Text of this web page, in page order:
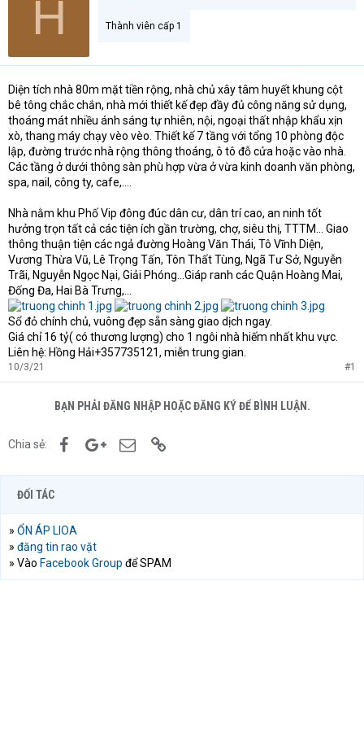
H Thành viên cấp 1
Diện tích nhà 80m mặt tiền rộng, nhà chủ xây tâm huyết khung cột
bê tông chắc chắn, nhà mới thiết kế đẹp đầy đủ công năng sử dụng,
thoáng mát nhiều ánh sáng tự nhiên, nội, ngoại thất nhập khẩu xịn
xò, thang máy chạy vèo vèo. Thiết kế 7 tầng với tổng 10 phòng độc
lập, đường trước nhà rộng thông thoáng, ô tô đỗ cửa hoặc vào nhà.
Các tầng ở dưới thông sàn phù hợp vừa ở vừa kinh doanh văn phòng,
spa, nail, công ty, cafe,….
Nhà nằm khu Phố Vip đông đúc dân cư, dân trí cao, an ninh tốt
hưởng trọn tất cả các tiện ích gần trường, chợ, siêu thị, TTTM... Giao
thông thuận tiện các ngả đường Hoàng Văn Thái, Tô Vĩnh Diện,
Vương Thừa Vũ, Lê Trọng Tấn, Tôn Thất Tùng, Ngã Tư Sở, Nguyễn
Trãi, Nguyễn Ngọc Nại, Giải Phóng...Giáp ranh các Quận Hoàng Mai,
Đống Đa, Hai Bà Trưng,…
Sổ đỏ chính chủ, vuông đẹp sẵn sàng giao dịch ngay.
Giá chỉ 16 tỷ( có thương lượng) cho 1 ngôi nhà hiếm nhất khu vực.
Liên hệ: Hồng Hải+357735121, miễn trung gian.
10/3/21 #1
BẠN PHẢI ĐĂNG NHẬP HOẶC ĐĂNG KÝ ĐỂ BÌNH LUẬN.
Chia sẻ: FacebookGoogle+Email
ĐỐI TÁC
» ỔN ÁP LIOA
» đăng tin rao vặt
» Vào Facebook Group để SPAM